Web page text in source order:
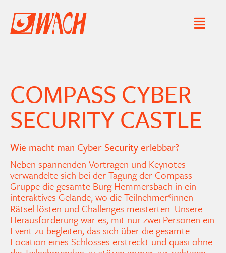
Zum
Inhalt
WACH
PROJEKTE
KONTAKT
COMPASS CYBER
SECURITY CASTLE
Wie macht man Cyber Security erlebbar?
Neben spannenden Vorträgen und Keynotes
verwandelte sich bei der Tagung der Compass
Gruppe die gesamte Burg Hemmersbach in ein
interaktives Gelände, wo die Teilnehmer*innen
Rätsel lösten und Challenges meisterten. Unsere
Herausforderung war es, mit nur zwei Personen ein
Event zu begleiten, das sich über die gesamte
Location eines Schlosses erstreckt und quasi ohne